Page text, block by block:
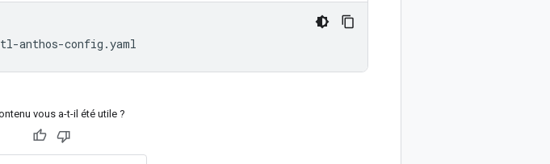
anthos-config.yaml
vous a-t-il été utile ?